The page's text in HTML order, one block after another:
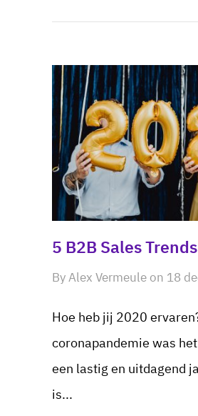
5 B2B Sales
ByAlex Vermeule on 18
Hoe heb jij 2020
coronapandemie was
een lastig en uitdagend
is...